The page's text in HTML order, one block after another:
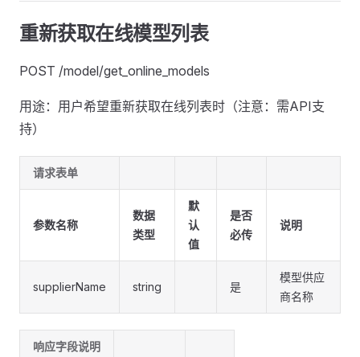
重新获取在线模型列表
POST /model/get_online_models
用途：用户希望重新获取在线列表时（注意：需API支
持）
请求表单
参数名称
数据
类型
默
认
值
是否
必传
说明
supplierName string 是
模型供应
商名称
响应字段说明